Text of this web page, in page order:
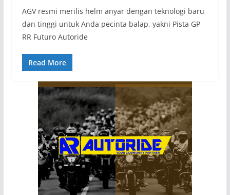
AGV resmi merilis helm anyar dengan teknologi baru
dan tinggi untuk Anda pecinta balap, yakni Pista GP
RR Futuro Autoride
Read More